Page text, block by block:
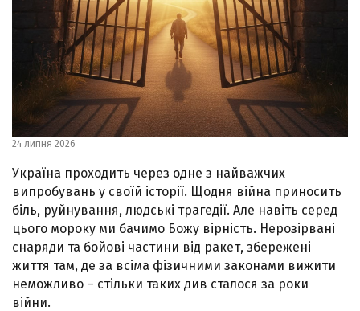
24 липня 2026
Україна проходить через одне з найважчих
випробувань у своїй історії. Щодня війна приносить
біль, руйнування, людські трагедії. Але навіть серед
цього мороку ми бачимо Божу вірність. Нерозірвані
снаряди та бойові частини від ракет, збережені
життя там, де за всіма фізичними законами вижити
неможливо – стільки таких див сталося за роки
війни.